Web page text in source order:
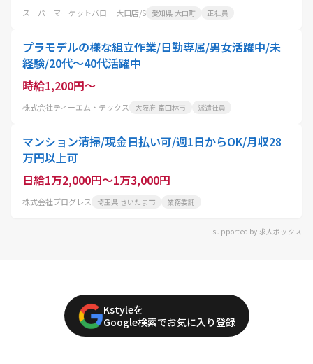
スーパーマーケットバロー 大口店/S 愛知県 大口町 正社員
プラモデルの様な組立作業/日勤専属/男女活躍中/未
経験/20代～40代活躍中
時給1,200円～
株式会社ティーエム・テックス 大阪府 富田林市 派遣社員
マンション清掃/現金日払い可/週1日からOK/月収28
万円以上可
日給1万2,000円～1万3,000円
株式会社プログレス 埼玉県 さいたま市 業務委託
supported by 求人ボックス
Kstyleを
Google検索でお気に入り登録